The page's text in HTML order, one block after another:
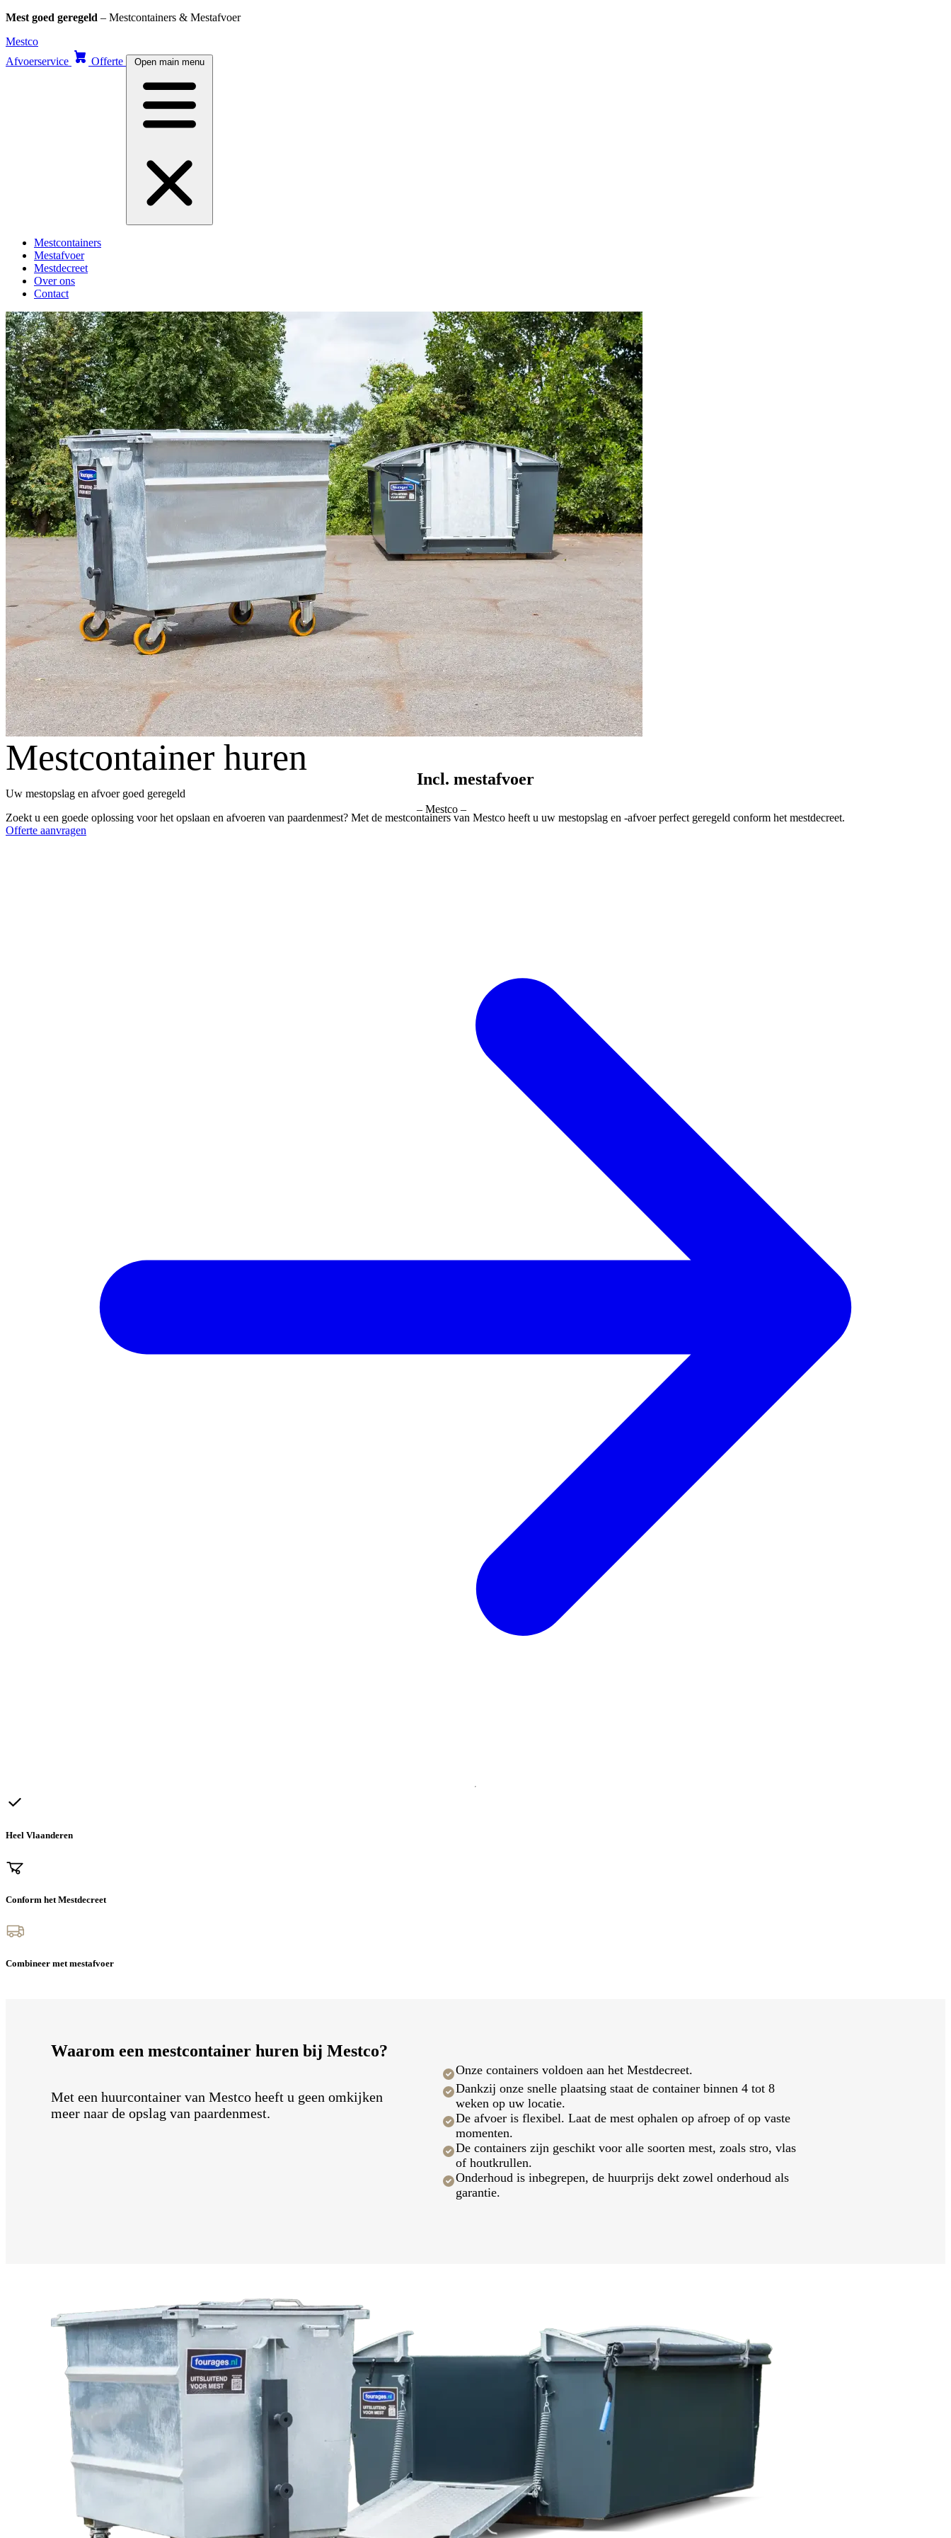
Mest goed geregeld – Mestcontainers & Mestafvoer
Skip
content
Mestco
Afvoerservice
Offerte Open main menu
Mestcontainers
Mestafvoer
Mestdecreet
Over ons
Contact
Incl. mestafvoer
– Mestco –
Mestcontainer huren
Uw mestopslag en afvoer goed geregeld
Zoekt u een goede oplossing voor het opslaan en afvoeren van paardenmest? Met de mestcontainers van Mestco heeft u uw mestopslag en -afvoer perfect geregeld conform het mestdecreet.
Offerte aanvragen
Heel Vlaanderen
Conform het Mestdecreet
Combineer met mestafvoer
Waarom een mestcontainer huren bij Mestco?
Met een huurcontainer van Mestco heeft u geen omkijken
meer naar de opslag van paardenmest.
Onze containers voldoen aan het Mestdecreet.
Dankzij onze snelle plaatsing staat de container binnen 4 tot 8
weken op uw locatie.
De afvoer is flexibel. Laat de mest ophalen op afroep of op vaste
momenten.
De containers zijn geschikt voor alle soorten mest, zoals stro, vlas
of houtkrullen.
Onderhoud is inbegrepen, de huurprijs dekt zowel onderhoud als
garantie.